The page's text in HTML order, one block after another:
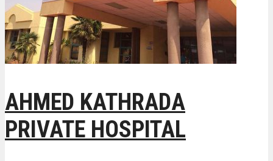
AHMED KATHRADA
PRIVATE HOSPITAL